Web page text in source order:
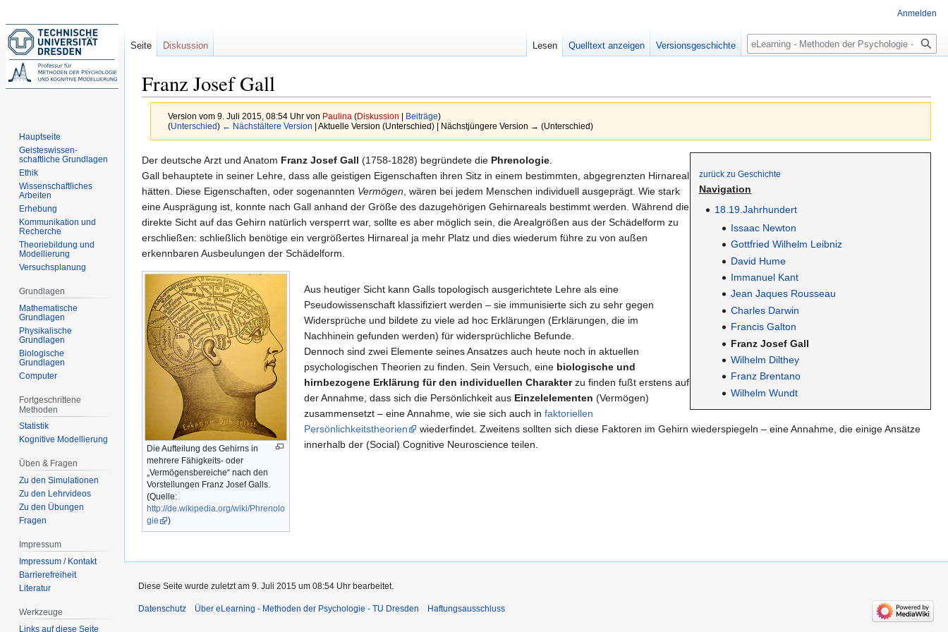
Franz Josef Gall
Version vom 9. Juli 2015, 08:54 Uhr von Paulina (Diskussion Beiträge)
(Unterschied) ← Nächstältere Version | Aktuelle Version (Unterschied) | Nächstjüngere Version → (Unterschied)
Zur
Navigation
springen
Zur
Suche
springen
zurück zu Geschichte
Navigation
18.19.Jahrhundert
Issaac Newton
Gottfried Wilhelm Leibniz
David Hume
Immanuel Kant
Jean Jaques Rousseau
Charles Darwin
Francis Galton
Franz Josef Gall
Wilhelm Dilthey
Franz Brentano
Wilhelm Wundt
Der deutsche Arzt und Anatom Franz Josef Gall (1758-1828) begründete die Phrenologie
Gall behauptete in seiner Lehre, dass alle geistigen Eigenschaften ihren Sitz in einem bestimmten, abgegrenzten Hirnareal
hätten. Diese Eigenschaften, oder sogenannten Vermögen , wären bei jedem Menschen individuell ausgeprägt. Wie stark
eine Ausprägung ist, konnte nach Gall anhand der Größe des dazugehörigen Gehirnareals bestimmt werden. Während die
direkte Sicht auf das Gehirn natürlich versperrt war, sollte es aber möglich sein, die Arealgrößen aus der Schädelform zu
erschließen: schließlich benötige ein vergrößertes Hirnareal ja mehr Platz und dies wiederum führe zu von außen
erkennbaren Ausbeulungen der Schädelform.
Die Aufteilung des Gehirns in
mehrere Fähigkeits- oder
„Vermögensbereiche“ nach den
Vorstellungen Franz Josef Galls.
(Quelle:
http://de.wikipedia.org/wiki/Phrenolo
gie
)
Aus heutiger Sicht kann Galls topologisch ausgerichtete Lehre als eine
Pseudowissenschaft klassifiziert werden – sie immunisierte sich zu sehr gegen
Widersprüche und bildete zu viele ad hoc Erklärungen (Erklärungen, die im
Nachhinein gefunden werden) für widersprüchliche Befunde.
Dennoch sind zwei Elemente seines Ansatzes auch heute noch in aktuellen
psychologischen Theorien zu finden. Sein Versuch, eine biologische und
hirnbezogene Erklärung für den individuellen Charakterzu finden fußt erstens auf
der Annahme, dass sich die Persönlichkeit aus Einzelelementen (Vermögen)
zusammensetzt – eine Annahme, wie sie sich auch in faktoriellen
Persönlichkeitstheorien
wiederfindet. Zweitens sollten sich diese Faktoren im Gehirn wiederspiegeln – eine Annahme, die einige Ansätze
innerhalb der (Social) Cognitive Neuroscience teilen.
Anmelden
Seite Diskussion Lesen Quelltext anzeigen Versionsgeschichte Suche
Hauptseite
Geisteswissen-
schaftliche Grundlagen
Ethik
Wissenschaftliches
Arbeiten
Erhebung
Kommunikation und
Recherche
Theoriebildung und
Modellierung
Versuchsplanung
Grundlagen
Mathematische
Grundlagen
Physikalische
Grundlagen
Biologische
Grundlagen
Computer
Fortgeschrittene
Methoden
Statistik
Kognitive Modellierung
Üben & Fragen
Zu den Simulationen
Zu den Lehrvideos
Zu den Übungen
Fragen
Impressum
Impressum / Kontakt
Barrierefreiheit
Literatur
Werkzeuge
Links auf diese Seite
Diese Seite wurde zuletzt am 9. Juli 2015 um 08:54 Uhr bearbeitet.
Datenschutz Über eLearning - Methoden der Psychologie - TU Dresden Haftungsausschluss